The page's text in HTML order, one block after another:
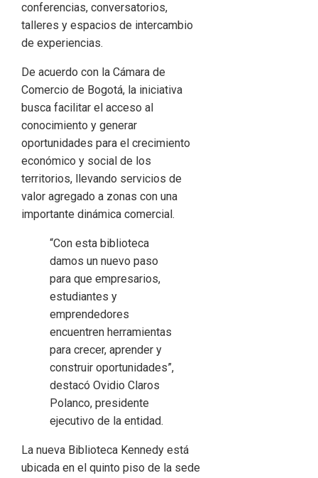
conferencias, conversatorios,
talleres y espacios de intercambio
de experiencias.
De acuerdo con la Cámara de
Comercio de Bogotá, la iniciativa
busca facilitar el acceso al
conocimiento y generar
oportunidades para el crecimiento
económico y social de los
territorios, llevando servicios de
valor agregado a zonas con una
importante dinámica comercial.
“Con esta biblioteca
damos un nuevo paso
para que empresarios,
estudiantes y
emprendedores
encuentren herramientas
para crecer, aprender y
construir oportunidades”,
destacó Ovidio Claros
Polanco, presidente
ejecutivo de la entidad.
La nueva Biblioteca Kennedy está
ubicada en el quinto piso de la sede